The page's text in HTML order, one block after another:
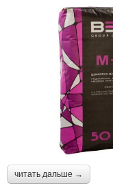
читать дальше →